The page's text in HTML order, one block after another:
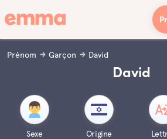
Prénom Garçon David
David
Sexe Origine